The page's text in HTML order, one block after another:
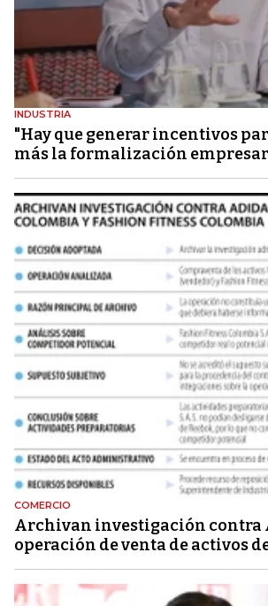
INDUSTRIA
"Hay que generar incentivos
más la formalización
COMERCIO
Archivan investigación contra
operación de venta de activos